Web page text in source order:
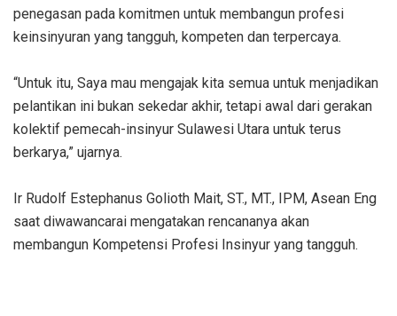
penegasan pada komitmen untuk membangun profesi
keinsinyuran yang tangguh, kompeten dan terpercaya.
“Untuk itu, Saya mau mengajak kita semua untuk menjadikan
pelantikan ini bukan sekedar akhir, tetapi awal dari gerakan
kolektif pemecah-insinyur Sulawesi Utara untuk terus
berkarya,” ujarnya.
Ir Rudolf Estephanus Golioth Mait, ST., MT., IPM, Asean Eng
saat diwawancarai mengatakan rencananya akan
membangun Kompetensi Profesi Insinyur yang tangguh.